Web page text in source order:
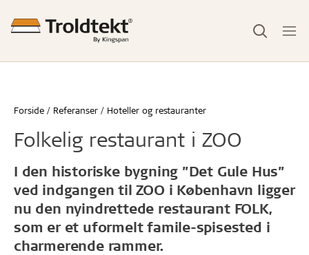
Forside Referanser Hoteller og restauranter
Folkelig restaurant i ZOO
I den historiske bygning ”Det Gule Hus”
ved indgangen til ZOO i København ligger
nu den nyindrettede restaurant FOLK,
som er et uformelt famile-spisested i
charmerende rammer.